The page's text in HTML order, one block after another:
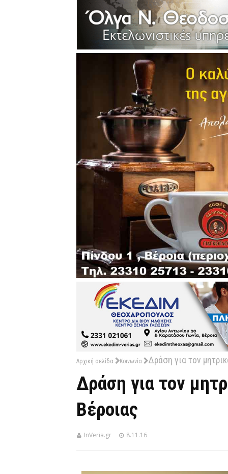
Αρχική σελίδα Κοινωνία Δράση για τον
Δράση για τον
Βέροιας
InVeria.gr 8.11.16